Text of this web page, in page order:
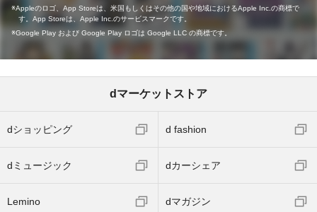
Appleのロゴ、App Storeは、米国もしくはその他の国や地域におけるApple Inc.の商標で
す。App Storeは、Apple Inc.のサービスマークです。
Google Play および Google Play ロゴは Google LLC の商標です。
dマーケットストア
dショッピング d fashion
dミュージック dカーシェア
Lemino dマガジン